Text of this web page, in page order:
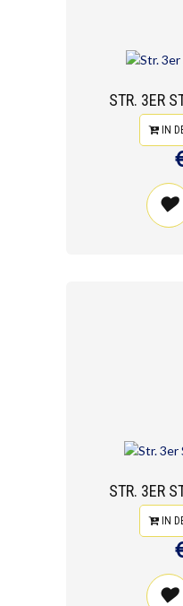
STR. 3ER
IN
STR. 3ER
IN